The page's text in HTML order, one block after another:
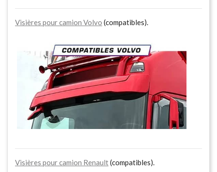
Visières pour camion Volvo (compatibles).
Visières pour camion Renault(compatibles).